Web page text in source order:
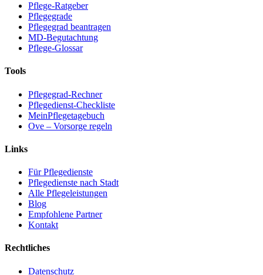
Pflege-Ratgeber
Pflegegrade
Pflegegrad beantragen
MD-Begutachtung
Pflege-Glossar
Tools
Pflegegrad-Rechner
Pflegedienst-Checkliste
MeinPflegetagebuch
Ove – Vorsorge regeln
Links
Für Pflegedienste
Pflegedienste nach Stadt
Alle Pflegeleistungen
Blog
Empfohlene Partner
Kontakt
Rechtliches
Datenschutz